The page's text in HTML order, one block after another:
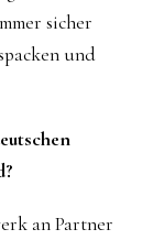
sicher
und
an Partner